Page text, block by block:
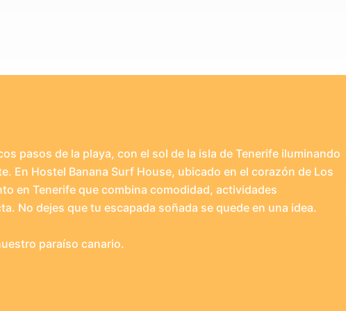
pasos de la playa, con el sol de la isla de Tenerife iluminando
En Hostel Banana Surf House, ubicado en el corazón de Los
en Tenerife que combina comodidad, actividades
No dejes que tu escapada soñada se quede en una idea.
paraíso canario.